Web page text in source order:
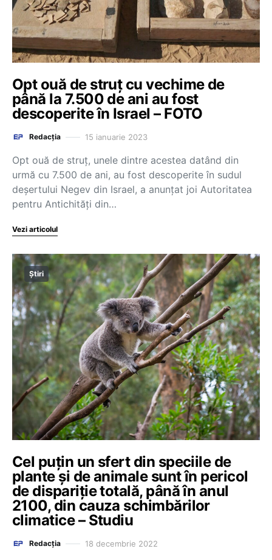
Opt ouă de struț cu vechime de
până la 7.500 de ani au fost
descoperite în Israel – FOTO
Redacția 15 ianuarie 2023
Opt ouă de struţ, unele dintre acestea datând din
urmă cu 7.500 de ani, au fost descoperite în sudul
deşertului Negev din Israel, a anunţat joi Autoritatea
pentru Antichităţi din…
Vezi articolul
Știri
Cel puțin un sfert din speciile de
plante și de animale sunt în pericol
de dispariție totală, până în anul
2100, din cauza schimbărilor
climatice – Studiu
Redacția 18 decembrie 2022